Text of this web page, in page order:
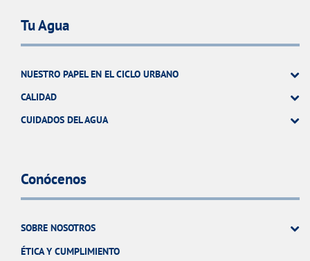
Tu Agua
NUESTRO PAPEL EN EL CICLO URBANO
CALIDAD
CUIDADOS DEL AGUA
Conócenos
SOBRE NOSOTROS
ÉTICA Y CUMPLIMIENTO